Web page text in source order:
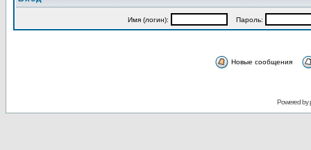
Имя (логин): Пароль:
Новые сообщения
Powered by